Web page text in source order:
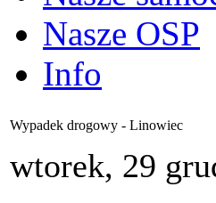
Nasze OSP
Info
Wypadek drogowy - Linowiec
wtorek, 29